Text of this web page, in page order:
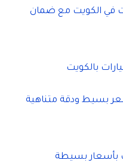
في الكويت مع ضمان
بالكويت
بسيط ودقة متناهية
بأسعار بسيطة